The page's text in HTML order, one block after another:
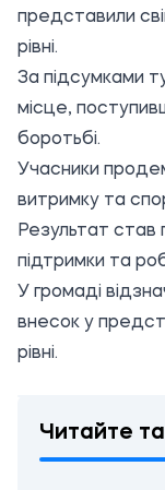
представили
рівні.
За підсумками
місце,
боротьбі.
Учасники
витримку та
Результат став
підтримки та
У громаді
внесок у
рівні.
Читайте